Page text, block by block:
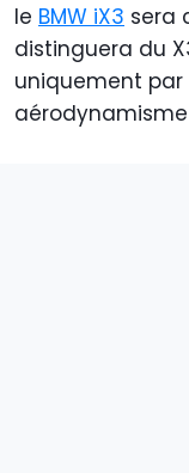
le BMW iX3 sera
distinguera du
uniquement par